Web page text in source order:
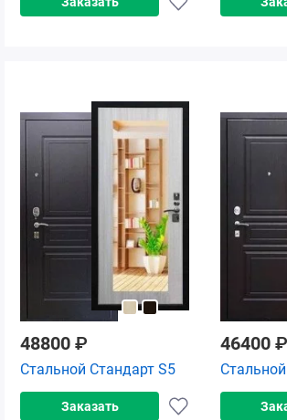
48800 ₽
Стальной Стандарт S5
Заказать
46400 ₽